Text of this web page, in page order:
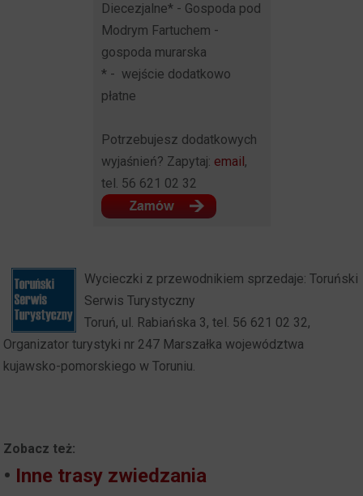
Diecezjalne* - Gospoda pod
Modrym Fartuchem -
gospoda murarska
* - wejście dodatkowo
płatne
Potrzebujesz dodatkowych
wyjaśnień? Zapytaj: email ,
tel. 56 621 02 32
Wycieczki z przewodnikiem sprzedaje: Toruński
Serwis Turystyczny
Toruń, ul. Rabiańska 3, tel. 56 621 02 32,
Organizator turystyki nr 247 Marszałka województwa
kujawsko-pomorskiego w Toruniu.
Zobacz też:
• Inne trasy zwiedzania